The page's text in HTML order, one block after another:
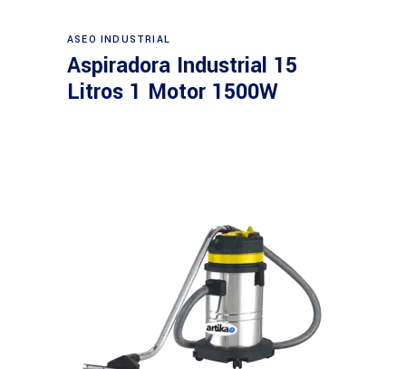
ASEO INDUSTRIAL
Aspiradora Industrial 15
Litros 1 Motor 1500W